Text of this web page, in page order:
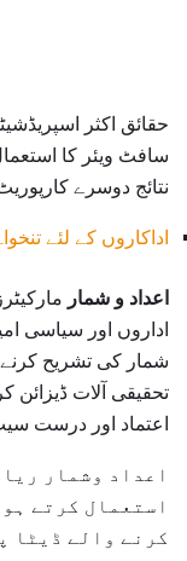
حقائق اکثر
سافٹ ویئر کا
نتائج دوسرے
اداکاروں کے لئے تنخواہ
اعداد و شمار
اداروں اور سیاسی
شمار کی تشریح
تحقیقی آلات ڈیزائن
اعتماد اور درست
اعداد وشمار
استعمال کرتے
کرنے والے ڈیٹا